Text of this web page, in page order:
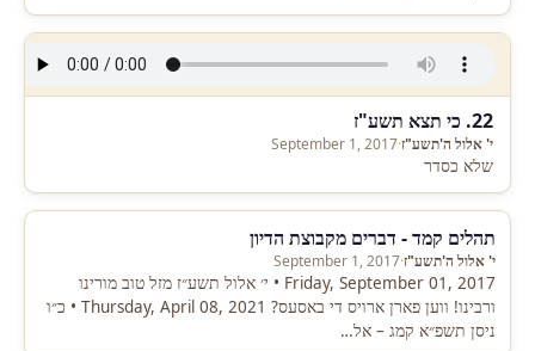
22. כי תצא תשע"ז
י' אלול ה'תשע"ז·
September 1, 2017
שלא כסדר
תהלים קמד - דברים מקבוצת הדיון
י' אלול ה'תשע"ז·
September 1, 2017
Friday, September 01, 2017 • י׳ אלול תשע״ז מזל טוב מורינו
ורבינו! ווען פארן ארויס די באסעס? Thursday, April 08, 2021 • כ״ו
ניסן תשפ״א קמג – אל…